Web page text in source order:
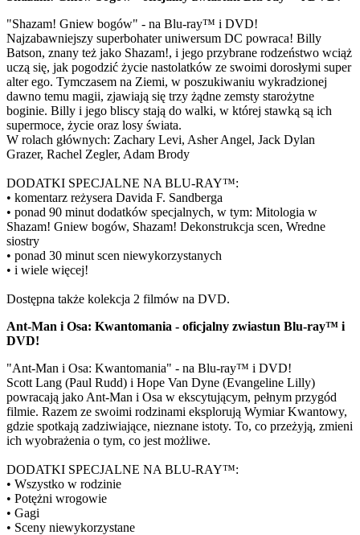
"Shazam! Gniew bogów" - na Blu-ray™ i DVD!
Najzabawniejszy superbohater uniwersum DC powraca! Billy
Batson, znany też jako Shazam!, i jego przybrane rodzeństwo wciąż
uczą się, jak pogodzić życie nastolatków ze swoimi dorosłymi super
alter ego. Tymczasem na Ziemi, w poszukiwaniu wykradzionej
dawno temu magii, zjawiają się trzy żądne zemsty starożytne
boginie. Billy i jego bliscy stają do walki, w której stawką są ich
supermoce, życie oraz losy świata.
W rolach głównych: Zachary Levi, Asher Angel, Jack Dylan
Grazer, Rachel Zegler, Adam Brody
DODATKI SPECJALNE NA BLU-RAY™:
• komentarz reżysera Davida F. Sandberga
• ponad 90 minut dodatków specjalnych, w tym: Mitologia w
Shazam! Gniew bogów, Shazam! Dekonstrukcja scen, Wredne
siostry
• ponad 30 minut scen niewykorzystanych
• i wiele więcej!
Dostępna także kolekcja 2 filmów na DVD.
Ant-Man i Osa: Kwantomania - oficjalny zwiastun Blu-ray™ i
DVD!
"Ant-Man i Osa: Kwantomania" - na Blu-ray™ i DVD!
Scott Lang (Paul Rudd) i Hope Van Dyne (Evangeline Lilly)
powracają jako Ant-Man i Osa w ekscytującym, pełnym przygód
filmie. Razem ze swoimi rodzinami eksplorują Wymiar Kwantowy,
gdzie spotkają zadziwiające, nieznane istoty. To, co przeżyją, zmieni
ich wyobrażenia o tym, co jest możliwe.
DODATKI SPECJALNE NA BLU-RAY™:
• Wszystko w rodzinie
• Potężni wrogowie
• Gagi
• Sceny niewykorzystane